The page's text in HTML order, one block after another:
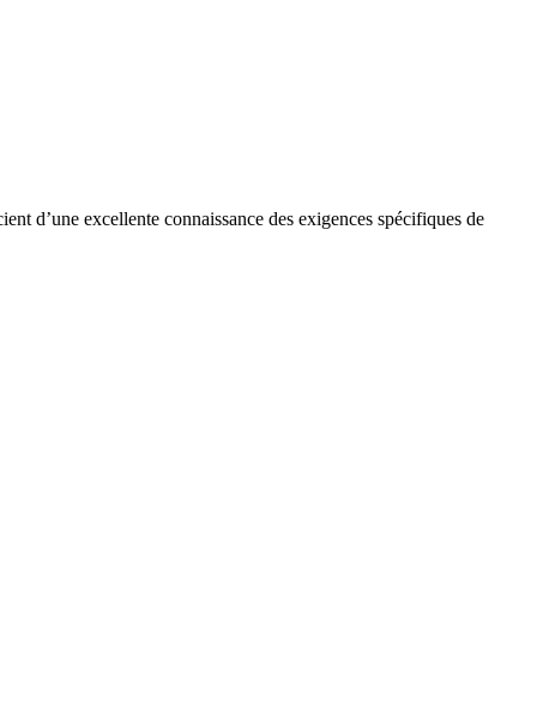
d’une excellente connaissance des exigences spécifiques de